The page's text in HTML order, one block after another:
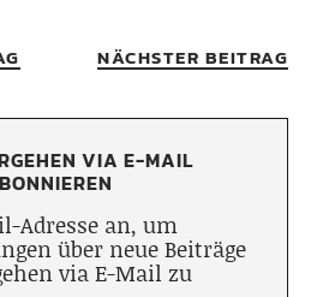
NÄCHSTER BEITRAG
VIA E-MAIL
Adresse an, um
über neue Beiträge
via E-Mail zu